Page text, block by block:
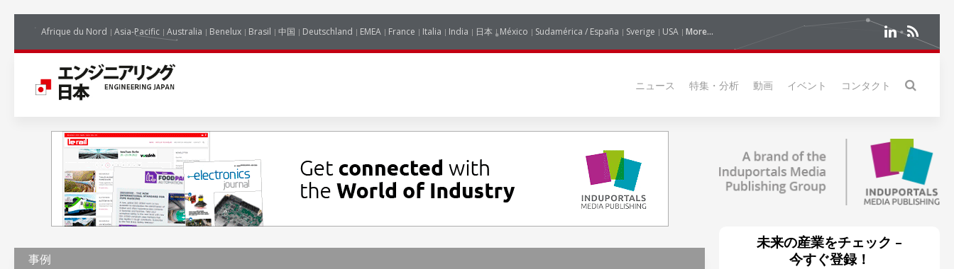
Afrique du Nord Asia-Pacific Australia Benelux Brasil 中国 Deutschland EMEA France Italia India 日本 México Sudamérica / España Sverige USA More...
ニュース 特集・分析 動画 イベント コンタクト
事例
未来の産業をチェック –
今すぐ登録！